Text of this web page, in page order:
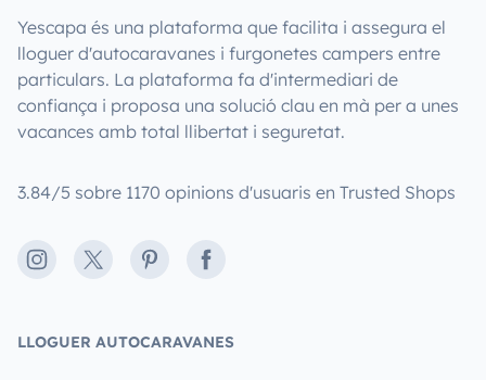
Yescapa és una plataforma que facilita i assegura el
lloguer d'autocaravanes i furgonetes campers entre
particulars. La plataforma fa d'intermediari de
confiança i proposa una solució clau en mà per a unes
vacances amb total llibertat i seguretat.
3.84/5 sobre 1170 opinions d'usuaris en Trusted Shops
Instagram
X PinterestFacebook
LLOGUER AUTOCARAVANES